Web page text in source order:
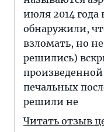
июля 2014
обнаружили,
взломать, но
решились)
произведенной
печальных
решили не
Читать отзыв